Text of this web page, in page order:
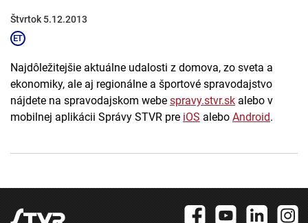
Štvrtok 5.12.2013
Najdôležitejšie aktuálne udalosti z domova, zo sveta a
ekonomiky, ale aj regionálne a športové spravodajstvo
nájdete na spravodajskom webe spravy.stvr.sk alebo v
mobilnej aplikácii Správy STVR pre iOS alebo Android.